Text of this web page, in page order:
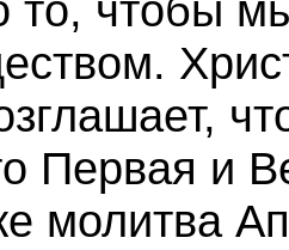
Первая и
молитва